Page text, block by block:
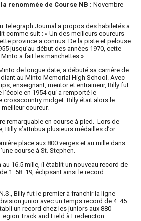
renommée de Course NB : Novembre
Telegraph Journal a propos des habiletés a
comme suit : « Un des meilleurs coureurs
province a connus. De la piste et pelouse
jusqu’au début des années 1970, cette
a fait les manchettes ».
de longue date, a débuté sa carrière de
au Minto Memorial High School. Avec
enseignant, mentor et entraineur, Billy fut
en 1954 qui a remporté le
crosscountry midget. Billy était alors le
coureur.
remarquable en course à pied. Lors de
Billy s’attribua plusieurs médailles d’or.
place aux 800 verges et au mille dans
course à St. Stephen.
au 16.5 mille, il établit un nouveau record de
1 :58 :19, éclipsant ainsi le record
Billy fut le premier à franchir la ligne
junior avec un temps record de 4 :45
un record chez les juniors aux 880
Track and Field à Fredericton.